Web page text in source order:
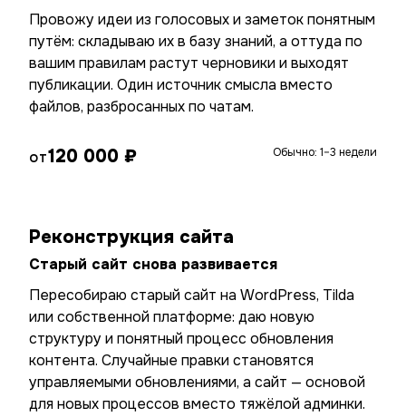
Провожу идеи из голосовых и заметок понятным
путём: складываю их в базу знаний, а оттуда по
вашим правилам растут черновики и выходят
публикации. Один источник смысла вместо
файлов, разбросанных по чатам.
ОТ120 000 ₽ Обычно: 1–3 недели
Реконструкция сайта
Старый сайт снова развивается
Пересобираю старый сайт на WordPress, Tilda
или собственной платформе: даю новую
структуру и понятный процесс обновления
контента. Случайные правки становятся
управляемыми обновлениями, а сайт — основой
для новых процессов вместо тяжёлой админки.